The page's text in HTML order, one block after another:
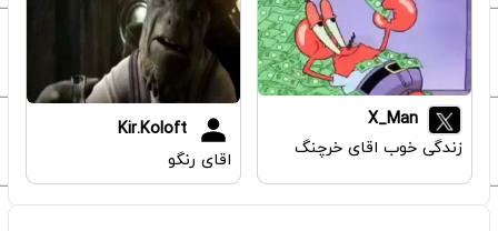
X_Man
زندگی خوب اقای خرچنگ
Kir.Koloft
اقای رنگو